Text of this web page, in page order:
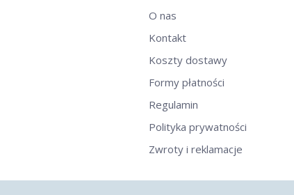
O nas
Kontakt
Koszty dostawy
Formy płatności
Regulamin
Polityka prywatności
Zwroty i reklamacje